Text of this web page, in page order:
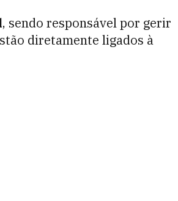
, sendo responsável por gerir
diretamente ligados à